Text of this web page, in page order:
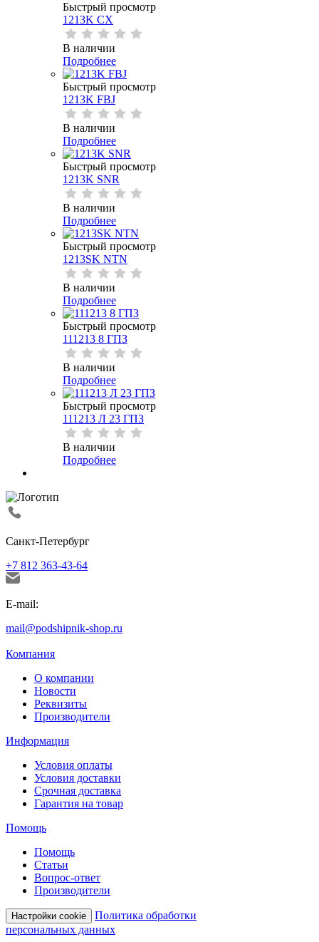
Быстрый просмотр
1213K CX
В наличии
Подробнее
Быстрый просмотр
1213K FBJ
В наличии
Подробнее
Быстрый просмотр
1213K SNR
В наличии
Подробнее
Быстрый просмотр
1213SK NTN
В наличии
Подробнее
Быстрый просмотр
111213 8 ГПЗ
В наличии
Подробнее
Быстрый просмотр
111213 Л 23 ГПЗ
В наличии
Подробнее
Санкт-Петербург
+7 812 363-43-64
E-mail:
mail@podshipnik-shop.ru
Компания
О компании
Новости
Реквизиты
Производители
Информация
Условия оплаты
Условия доставки
Срочная доставка
Гарантия на товар
Помощь
Помощь
Статьи
Вопрос-ответ
Производители
Настройки cookie
Политика обработки
персональных данных